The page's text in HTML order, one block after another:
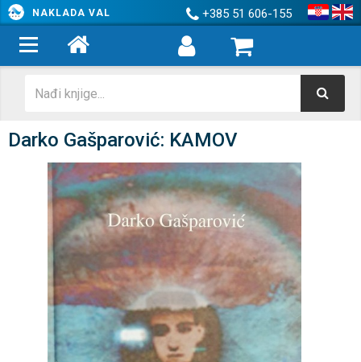
NAKLADA VAL +385 51 606-155
Darko Gašparović: KAMOV